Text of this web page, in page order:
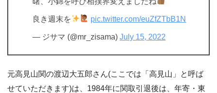
良き週末を pic.twitter.com/euZfZTbB1N
— ジサマ (@mr_zisama) July 15, 2022
元高見山関の渡辺大五郎さん(ここでは「高見山」と呼ば
せていただきます)は、1984年に関取引退後は、年寄・東